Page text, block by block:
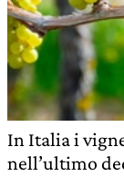
In Italia i
nell’ultimo